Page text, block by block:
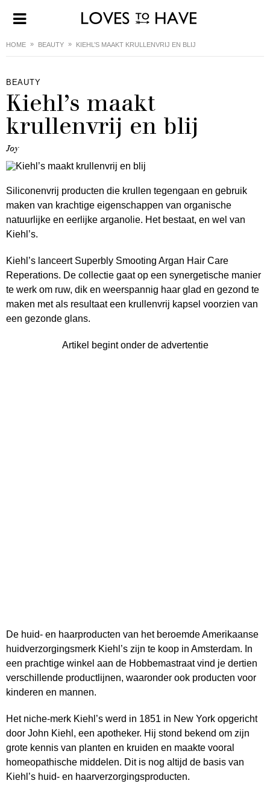
HOME BEAUTY KIEHL’S MAAKT KRULLENVRIJ EN BLIJ
BEAUTY
Kiehl’s maakt
krullenvrij en blij
Joy
Siliconenvrij producten die krullen tegengaan en gebruik
maken van krachtige eigenschappen van organische
natuurlijke en eerlijke arganolie. Het bestaat, en wel van
Kiehl’s.
Kiehl’s lanceert Superbly Smooting Argan Hair Care
Reperations. De collectie gaat op een synergetische manier
te werk om ruw, dik en weerspannig haar glad en gezond te
maken met als resultaat een krullenvrij kapsel voorzien van
een gezonde glans.
Artikel begint onder de advertentie
De huid- en haarproducten van het beroemde Amerikaanse
huidverzorgingsmerk Kiehl’s zijn te koop in Amsterdam. In
een prachtige winkel aan de Hobbemastraat vind je dertien
verschillende productlijnen, waaronder ook producten voor
kinderen en mannen.
Het niche-merk Kiehl’s werd in 1851 in New York opgericht
door John Kiehl, een apotheker. Hij stond bekend om zijn
grote kennis van planten en kruiden en maakte vooral
homeopathische middelen. Dit is nog altijd de basis van
Kiehl’s huid- en haarverzorgingsproducten.